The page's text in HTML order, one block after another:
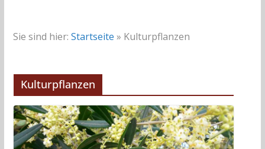
Sie sind hier: Startseite » Kulturpflanzen
Kulturpflanzen